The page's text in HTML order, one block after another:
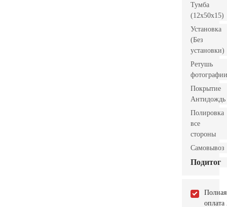
Тумба
(12x50x15)
Установка
(Без
установки)
Ретушь
фотографии
Покрытие
Антидождь
Полировка
все
стороны
Самовывоз
Подитог
Полная
оплата